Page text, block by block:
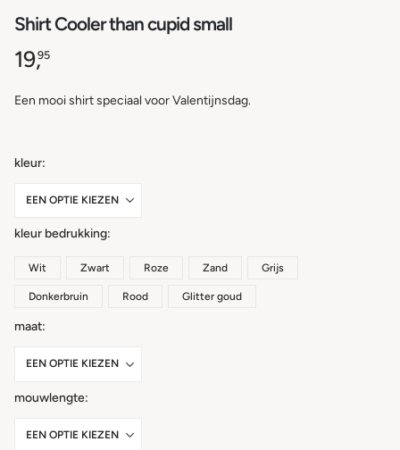
Shirt Cooler than cupid small
19,95
Een mooi shirt speciaal voor Valentijnsdag.
kleur
kleur bedrukking
Wit Zwart Roze Zand Grijs
Donkerbruin Rood Glitter goud
maat
mouwlengte